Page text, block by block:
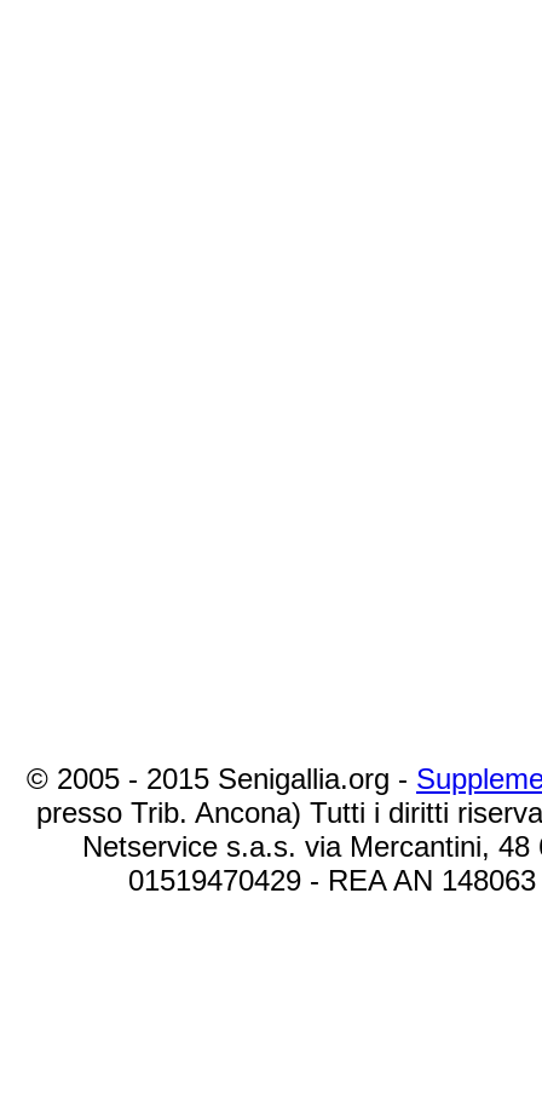
© 2005 - 2015 Senigallia.org -
presso Trib. Ancona) Tutti i diritti
Netservice s.a.s. via Mercantini,
01519470429 - REA AN